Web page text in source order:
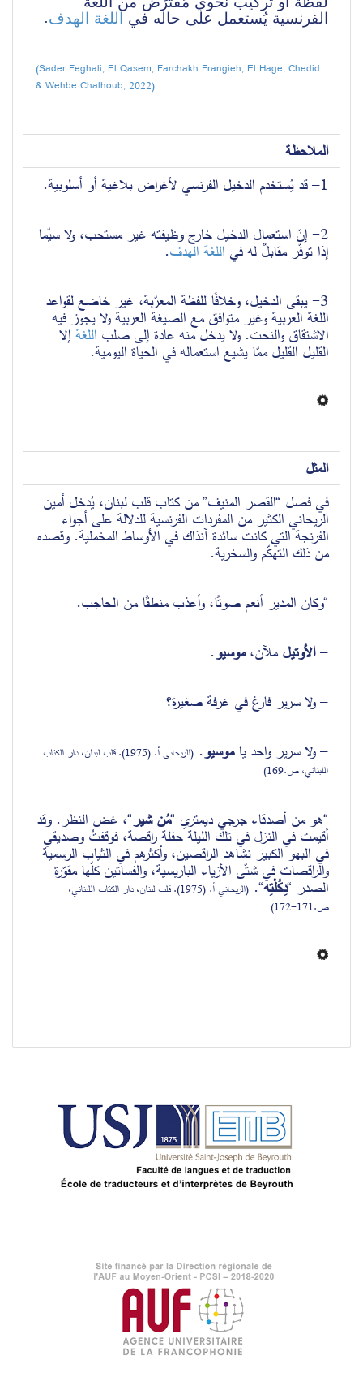
الفرنسية يُستعمل على حاله في اللغة الهدف.
(Sader Feghali, El Qasem, Farchakh Frangieh, El Hage, Chedid
& Wehbe Chalhoub, 2022)
الملاحظة
1
– قد يُستخدم الدخيل الفرنسي لأغراض بلاغية أو أسلوبية.
إذا توفّر مقابلٌ له في اللغة الهدف.
الاشتقاق والنحت. ولا يدخل منه عادة إلى صلب اللغة إلا
القليل القليل ممّا يشيع استعماله في الحياة اليومية.
المثل
من ذلك التهكّم والسخرية.
“وكان المدير أنعم صوتًا، وأعذب منطقًا من الحاجب.
– الأوتيل ملآن، موسيو.
– ولا سرير فارغ في غرفة صغيرة؟
– ولا سرير واحد يا موسيو.
(
اللبناني، ص.169)
“هو من أصدقاء جرجي ديمتري “مُن شير
والراقصات في شتّى الأزياء الباريسية، والفساتين كلّها مقوّرة
الصدر “دِكُلْتِه“.
(
ص.171-172)